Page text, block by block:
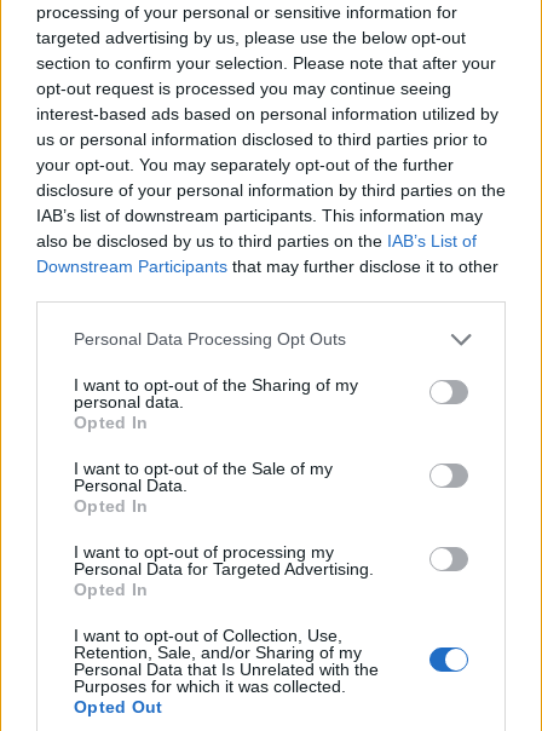
processing of your personal or sensitive information for
targeted advertising by us, please use the below opt-out
section to confirm your selection. Please note that after your
opt-out request is processed you may continue seeing
interest-based ads based on personal information utilized by
us or personal information disclosed to third parties prior to
your opt-out. You may separately opt-out of the further
disclosure of your personal information by third parties on the
IAB’s list of downstream participants. This information may
also be disclosed by us to third parties on the IAB’s List of
Downstream Participants that may further disclose it to other
Please note that this website/app uses one or more Google
not limited to your visit or usage behaviour. You may click to
grant or deny consent to Google and its third-party tags to
use your data for below specified purposes in below Google
consent section.
Personal Data Processing Opt Outs
I want to opt-out of the Sharing of my
personal data.
Opted In
I want to opt-out of the Sale of my
Personal Data.
Opted In
I want to opt-out of processing my
Personal Data for Targeted Advertising.
Opted In
I want to opt-out of Collection, Use,
Retention, Sale, and/or Sharing of my
Personal Data that Is Unrelated with the
Purposes for which it was collected.
Opted Out